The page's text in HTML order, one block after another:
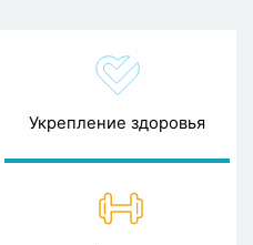
Укрепление здоровья